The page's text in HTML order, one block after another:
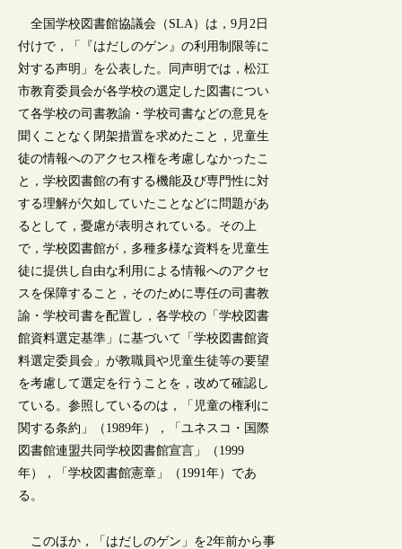
全国学校図書館協議会（SLA）は，9月2日
付けで，「『はだしのゲン』の利用制限等に
対する声明」を公表した。同声明では，松江
市教育委員会が各学校の選定した図書につい
て各学校の司書教諭・学校司書などの意見を
聞くことなく閉架措置を求めたこと，児童生
徒の情報へのアクセス権を考慮しなかったこ
と，学校図書館の有する機能及び専門性に対
する理解が欠如していたことなどに問題があ
るとして，憂慮が表明されている。その上
で，学校図書館が，多種多様な資料を児童生
徒に提供し自由な利用による情報へのアクセ
スを保障すること，そのために専任の司書教
諭・学校司書を配置し，各学校の「学校図書
館資料選定基準」に基づいて「学校図書館資
料選定委員会」が教職員や児童生徒等の要望
を考慮して選定を行うことを，改めて確認し
ている。参照しているのは，「児童の権利に
関する条約」（1989年），「ユネスコ・国際
図書館連盟共同学校図書館宣言」（1999
年），「学校図書館憲章」（1991年）であ
る。
このほか，「はだしのゲン」を2年前から事